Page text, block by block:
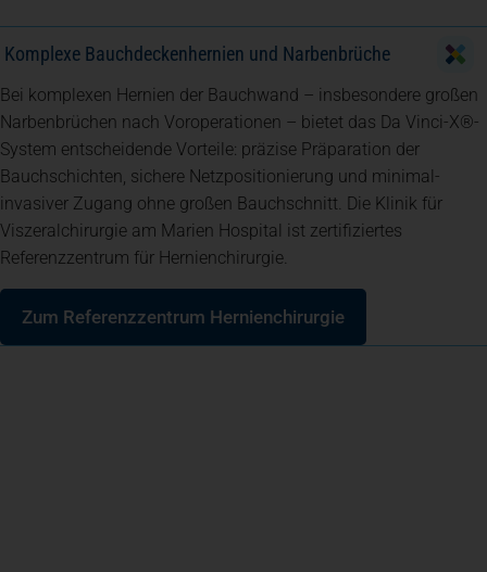
Komplexe Bauchdeckenhernien und Narbenbrüche
Bei komplexen Hernien der Bauchwand – insbesondere großen
Narbenbrüchen nach Voroperationen – bietet das Da Vinci-X®-
System entscheidende Vorteile: präzise Präparation der
Bauchschichten, sichere Netzpositionierung und minimal-
invasiver Zugang ohne großen Bauchschnitt. Die Klinik für
Viszeralchirurgie am Marien Hospital ist zertifiziertes
Referenzzentrum für Hernienchirurgie.
Zum Referenzzentrum Hernienchirurgie